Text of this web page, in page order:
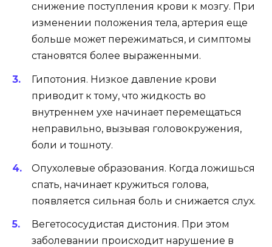
снижение поступления крови к мозгу. При
изменении положения тела, артерия еще
больше может пережиматься, и симптомы
становятся более выраженными.
Гипотония. Низкое давление крови
приводит к тому, что жидкость во
внутреннем ухе начинает перемещаться
неправильно, вызывая головокружения,
боли и тошноту.
Опухолевые образования. Когда ложишься
спать, начинает кружиться голова,
появляется сильная боль и снижается слух.
Вегетососудистая дистония. При этом
заболевании происходит нарушение в